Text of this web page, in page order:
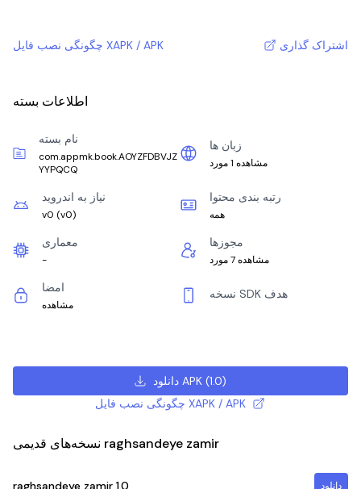
چگونگی نصب فایل XAPK / APK اشتراک گذاری
اطلاعات بسته
نام بسته
com.appmk.book.AOYZFDBVJZ
YYPQCQ
زبان ها
مشاهده 1 مورد
نیاز به اندروید
v0 (v0)
رتبه بندی محتوا
همه
معماری
-
مجوزها
مشاهده 7 مورد
امضا
مشاهده
نسخه SDK هدف
دانلود APK (1.0)
چگونگی نصب فایل XAPK / APK
نسخه‌های قدیمی raghsandeye zamir
raghsandeye zamir 1.0 دانلود